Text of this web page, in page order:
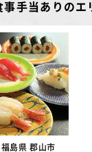
事手当ありのエ
福島県 郡山市